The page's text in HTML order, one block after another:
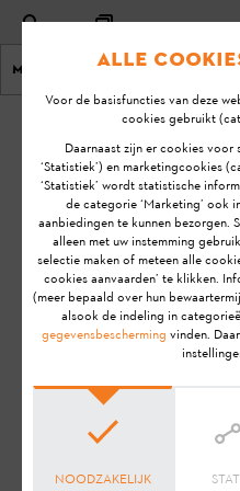
Menu
KA-01015
Kan de
graskanten
maaien?
STIHL iMOW®
STIHL
STIHL RMI 422 (VIKING MI
STIHL RMI 422 P (VIKING MI
STIHL RMI 422 PC (VIKING
STIHL RMI 522 C
STIHL RMI 632 (VIKING MI
Alle
Voor de basisfuncties van deze
cookies gebruikt
Daarnaast zijn er cookies
‘Statistiek’) en marketingcookies
‘Statistiek’ wordt statistische
de categorie ‘Marketing’ ook
aanbiedingen te kunnen bezorgen.
alleen met uw instemming
selectie maken of meteen alle
cookies aanvaarden’ te klikken.
(meer bepaald over hun
alsook de indeling in
gegevensbescherming vinden.
NOODZAKELIJK